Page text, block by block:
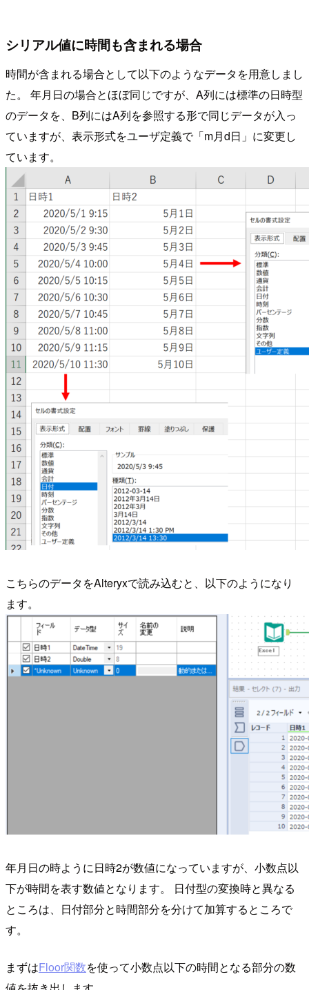
シリアル値に時間も含まれる場合
時間が含まれる場合として以下のようなデータを用意しまし
た。 年月日の場合とほぼ同じですが、A列には標準の日時型
のデータを、B列にはA列を参照する形で同じデータが入っ
ていますが、表示形式をユーザ定義で「m月d日」に変更し
ています。
こちらのデータをAlteryxで読み込むと、以下のようになり
ます。
年月日の時ように日時2が数値になっていますが、小数点以
下が時間を表す数値となります。 日付型の変換時と異なる
ところは、日付部分と時間部分を分けて加算するところで
す。
まずはFloor関数を使って小数点以下の時間となる部分の数